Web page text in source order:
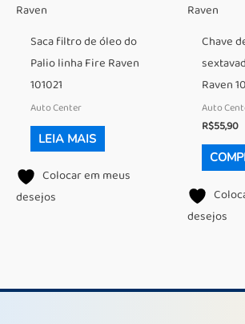
Raven
Saca filtro de óleo do
Palio linha Fire Raven
101021
Auto Center
LEIA MAIS
Colocar em meus
desejos
Raven
Chave
Raven
Auto
R$55,90
desejos